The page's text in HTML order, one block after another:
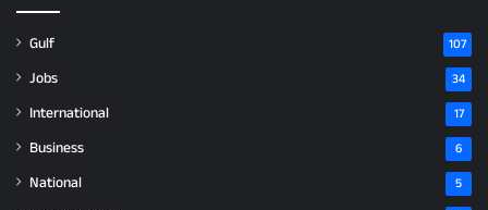
Gulf 107
Jobs 34
International 17
Business 6
National 5